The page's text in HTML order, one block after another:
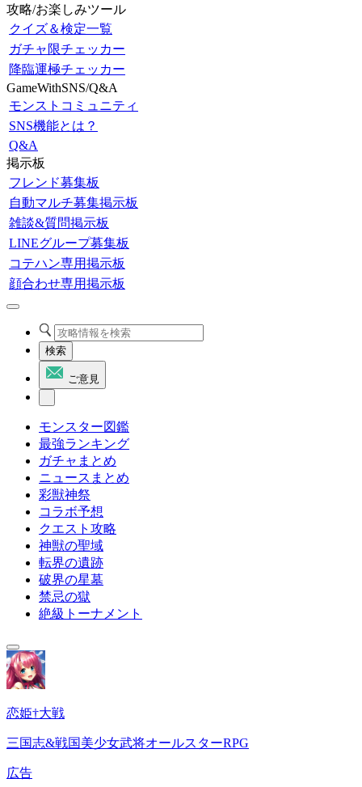
攻略/お楽しみツール
クイズ＆検定一覧
ガチャ限チェッカー
降臨運極チェッカー
GameWithSNS/Q&A
モンストコミュニティ
SNS機能とは？
Q&A
掲示板
フレンド募集板
自動マルチ募集掲示板
雑談&質問掲示板
LINEグループ募集板
コテハン専用掲示板
顔合わせ専用掲示板
検索
ご意見
モンスター図鑑
最強ランキング
ガチャまとめ
ニュースまとめ
彩獣神祭
コラボ予想
クエスト攻略
神獣の聖域
転界の遺跡
破界の星墓
禁忌の獄
絶級トーナメント
恋姫†大戦
三国志&戦国美少女武将オールスターRPG
広告